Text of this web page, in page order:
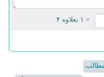
= ۱ بعلاوه ۴